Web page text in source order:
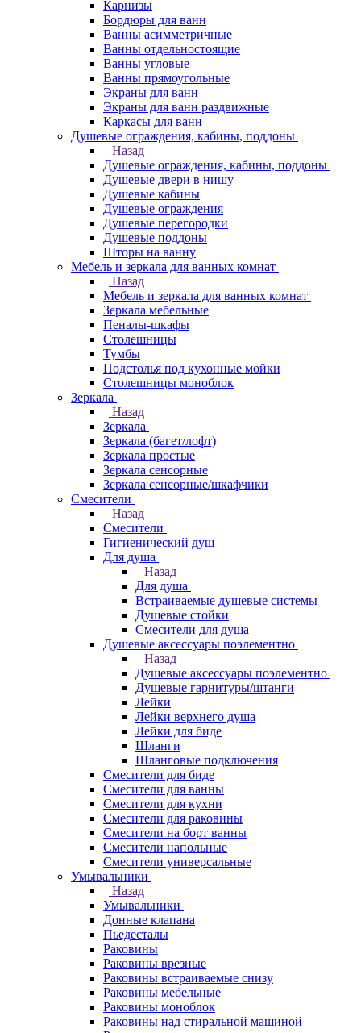
Карнизы
Бордюры для ванн
Ванны асимметричные
Ванны отдельностоящие
Ванны угловые
Ванны прямоугольные
Экраны для ванн
Экраны для ванн раздвижные
Каркасы для ванн
Душевые ограждения, кабины, поддоны
Назад
Душевые ограждения, кабины, поддоны
Душевые двери в нишу
Душевые кабины
Душевые ограждения
Душевые перегородки
Душевые поддоны
Шторы на ванну
Мебель и зеркала для ванных комнат
Назад
Мебель и зеркала для ванных комнат
Зеркала мебельные
Пеналы-шкафы
Столешницы
Тумбы
Подстолья под кухонные мойки
Столешницы моноблок
Зеркала
Назад
Зеркала
Зеркала (багет/лофт)
Зеркала простые
Зеркала сенсорные
Зеркала сенсорные/шкафчики
Смесители
Назад
Смесители
Гигиенический душ
Для душа
Назад
Для душа
Встраиваемые душевые системы
Душевые стойки
Смесители для душа
Душевые аксессуары поэлементно
Назад
Душевые аксессуары поэлементно
Душевые гарнитуры/штанги
Лейки
Лейки верхнего душа
Лейки для биде
Шланги
Шланговые подключения
Смесители для биде
Смесители для ванны
Смесители для кухни
Смесители для раковины
Смесители на борт ванны
Смесители напольные
Смесители универсальные
Умывальники
Назад
Умывальники
Донные клапана
Пьедесталы
Раковины
Раковины врезные
Раковины встраиваемые снизу
Раковины мебельные
Раковины моноблок
Раковины над стиральной машиной